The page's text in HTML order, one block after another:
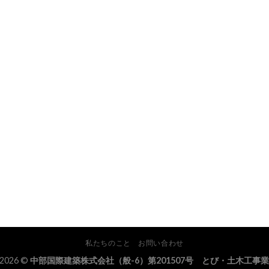
私たちのこと お問い合わせ
© 中部国際建築株式会社（般-6）第201507号 とび・土木工事